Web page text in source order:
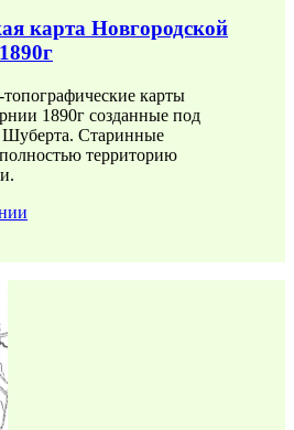
карта Новгородской
карты
1890г созданные под
Старинные
территорию